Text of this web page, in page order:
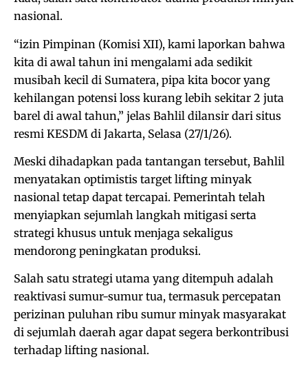
nasional.
“izin Pimpinan (Komisi XII), kami laporkan bahwa
kita di awal tahun ini mengalami ada sedikit
musibah kecil di Sumatera, pipa kita bocor yang
kehilangan potensi loss kurang lebih sekitar 2 juta
barel di awal tahun,” jelas Bahlil dilansir dari situs
resmi KESDM di Jakarta, Selasa (27/1/26).
Meski dihadapkan pada tantangan tersebut, Bahlil
menyatakan optimistis target lifting minyak
nasional tetap dapat tercapai. Pemerintah telah
menyiapkan sejumlah langkah mitigasi serta
strategi khusus untuk menjaga sekaligus
mendorong peningkatan produksi.
Salah satu strategi utama yang ditempuh adalah
reaktivasi sumur-sumur tua, termasuk percepatan
perizinan puluhan ribu sumur minyak masyarakat
di sejumlah daerah agar dapat segera berkontribusi
terhadap lifting nasional.